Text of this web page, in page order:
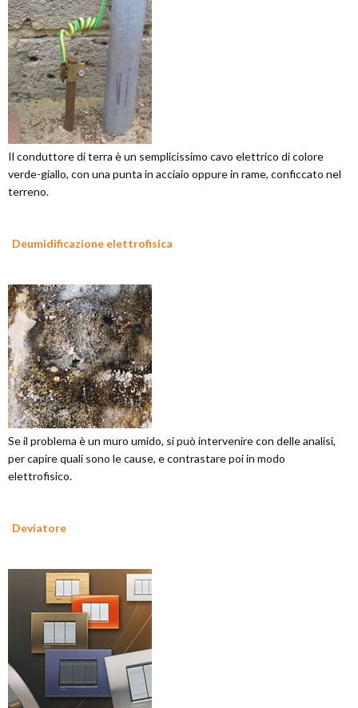
Il conduttore di terra è un semplicissimo cavo elettrico di colore
verde-giallo, con una punta in acciaio oppure in rame, conficcato nel
terreno.
Deumidificazione elettrofisica
Se il problema è un muro umido, si può intervenire con delle analisi,
per capire quali sono le cause, e contrastare poi in modo
elettrofisico.
Deviatore